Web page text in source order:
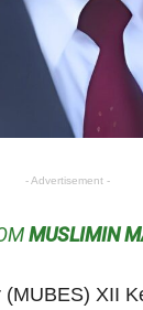
- Advertisement -
MUSLIMIN
XII